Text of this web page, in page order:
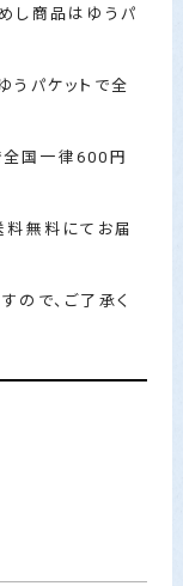
し商品はゆうパ
うパケットで全
全国一律600円
料無料にてお届
ので、ご了承く